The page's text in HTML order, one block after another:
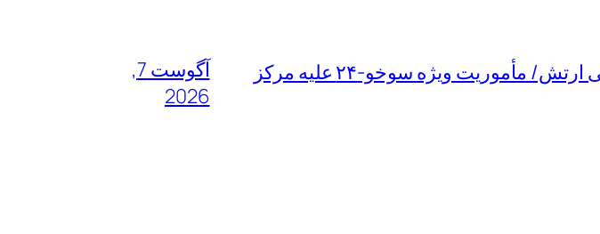
خطرناک‌ترین مأموریت جنگ ۴۰ روزه به روایت معاون نیروی هوایی ارتش/ مأموریت ویژه سوخو-۲۴ علیه مرکز
آگوست 7,
2026